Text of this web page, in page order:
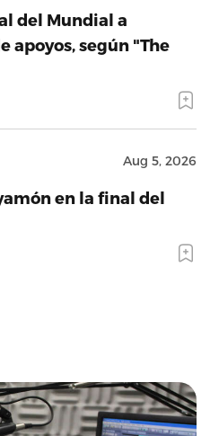
del Mundial a
apoyos, según "The
Aug 5, 2026
en la final del